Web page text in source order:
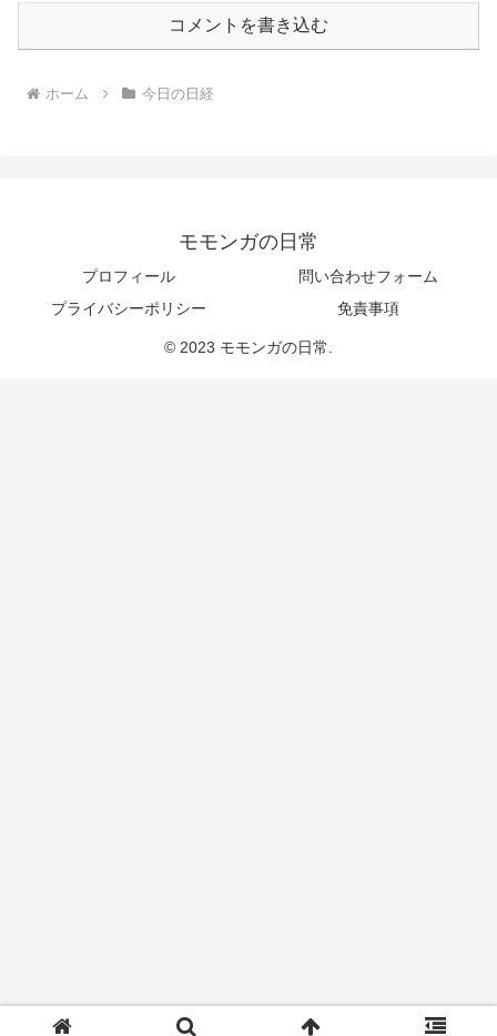
コメントを書き込む
ホーム 今日の日経
モモンガの日常
プロフィール
問い合わせフォーム
プライバシーポリシー
免責事項
© 2023 モモンガの日常.